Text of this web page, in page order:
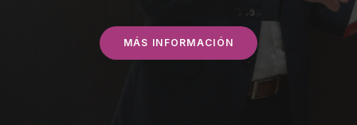
MÁS INFORMACIÓN